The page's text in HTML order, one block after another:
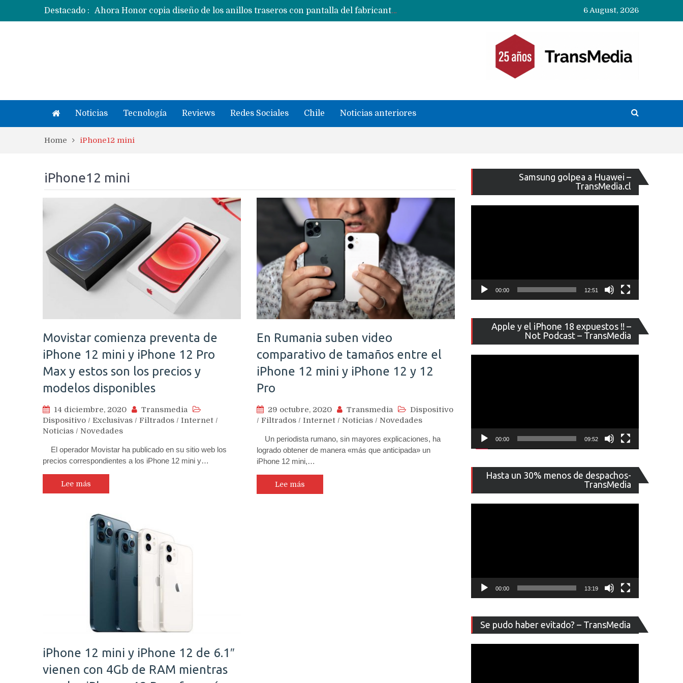
Destacado :
Con un «desliz» en los precios que fue corregido los Huawei MateBook Fold con Kirin X90 Plus ya son oficiales y se quedan en China
Masiva filtración del Apple iPhone Fold (Ultra) con todas sus características, precios y opciones
6 August, 2026
Noticias Tecnología Reviews Redes Sociales Chile Noticias anteriores
Home iPhone12 mini
iPhone12 mini
Movistar comienza preventa de
iPhone 12 mini y iPhone 12 Pro
Max y estos son los precios y
modelos disponibles
14 diciembre, 2020
Transmedia
Dispositivo / Exclusivas / Filtrados / Internet /
Noticias / Novedades
El operador Movistar ha publicado en su sitio web los
precios correspondientes a los iPhone 12 mini y…
Lee más
En Rumania suben video
comparativo de tamaños entre el
iPhone 12 mini y iPhone 12 y 12
Pro
29 octubre, 2020 Transmedia
Dispositivo
/ Filtrados / Internet / Noticias / Novedades
Un periodista rumano, sin mayores explicaciones, ha
logrado obtener de manera «más que anticipada» un
iPhone 12 mini,…
Lee más
iPhone 12 mini y iPhone 12 de 6.1″
vienen con 4Gb de RAM mientras
Samsung golpea a Huawei –
TransMedia.cl
de
vídeo
00:00 12:51
Apple y el iPhone 18 expuestos !! –
Not Podcast – TransMedia
de
vídeo
00:00 09:52
Hasta un 30% menos de despachos-
TransMedia
de
vídeo
00:00 13:19
Se pudo haber evitado? – TransMedia
de
vídeo